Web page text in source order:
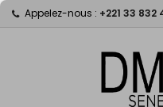
Appelez-nous : +221 33 832
My wishlists
Create new list
((confirmMessage))
Créer une
Nom de la liste d'envies
Connexion
Vous devez être
à votre liste d'envies.